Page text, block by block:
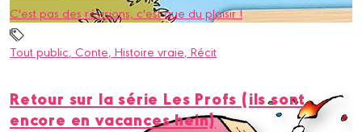
C'est pas des révisions, c'est que du plaisir !
Tout public, Conte, Histoire vraie, Récit
Retour sur la série Les Profs (ils sont
encore en vacances hein)